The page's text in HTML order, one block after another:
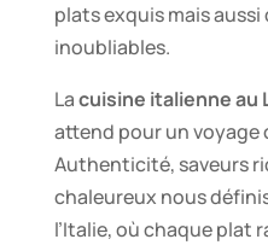
plats exquis mais
inoubliables.
Lacuisine italienne au
attend pour un voyage
Authenticité, saveurs
chaleureux nous
l’Italie, où chaque plat